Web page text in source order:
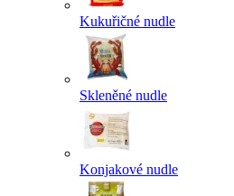
Kukuřičné nudle
Skleněné nudle
Konjakové nudle